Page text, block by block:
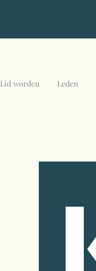
Lid worden Leden